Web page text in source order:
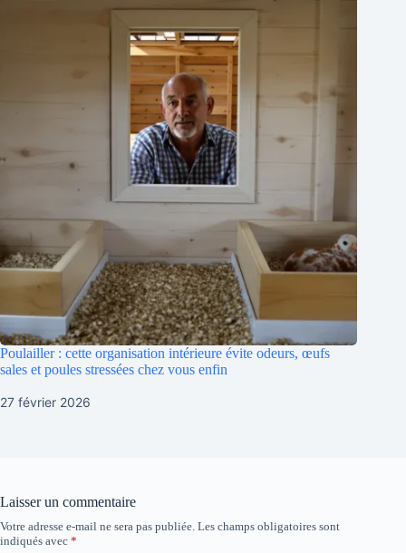
Poulailler : cette organisation intérieure évite odeurs, œufs
sales et poules stressées chez vous enfin
27 février 2026
Laisser un commentaire
Votre adresse e-mail ne sera pas publiée. Les champs obligatoires sont
indiqués avec *